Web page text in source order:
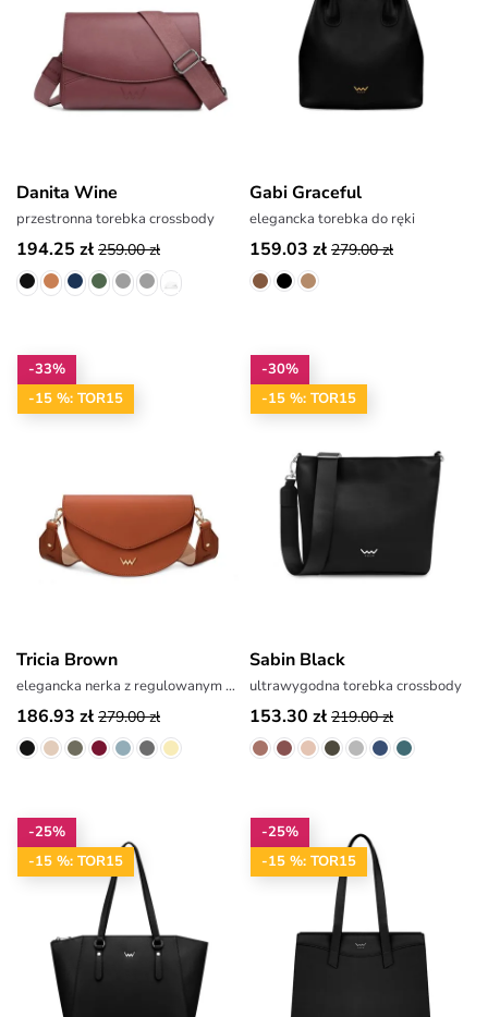
Danita Wine
przestronna torebka crossbody
194.25 zł 259.00 zł
Gabi Graceful
elegancka torebka do ręki
159.03 zł 279.00 zł
-33%
-15 %: TOR15
Tricia Brown
elegancka nerka z regulowanym paskiem
186.93 zł 279.00 zł
-30%
-15 %: TOR15
Sabin Black
ultrawygodna torebka crossbody
153.30 zł 219.00 zł
-25%
-15 %: TOR15
-25%
-15 %: TOR15